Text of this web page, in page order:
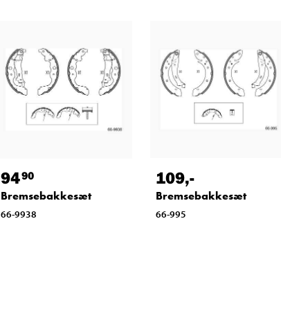
9490
Bremsebakkesæt
66-9938
109,-
Bremsebakkesæt
66-995